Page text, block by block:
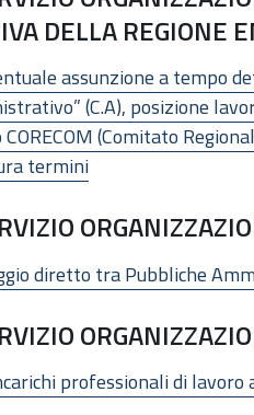
DELLA REGIONE
assunzione a tempo
(C.A), posizione
(Comitato
termini
diretto tra Pubbliche
professionali di lavoro